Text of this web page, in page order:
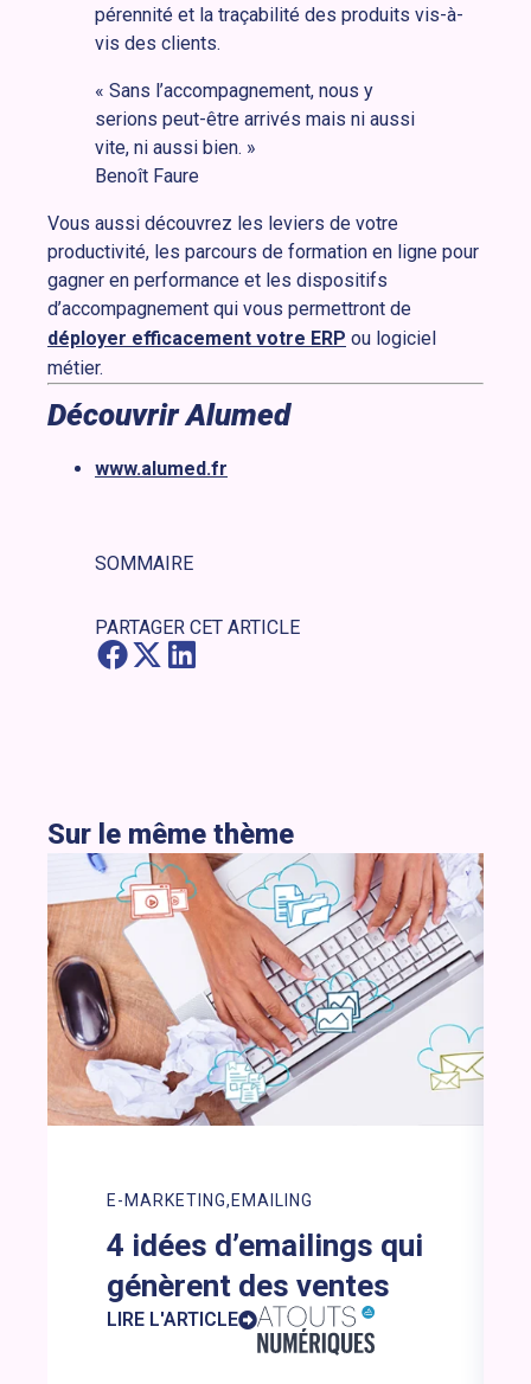
pérennité et la traçabilité des produits vis-à-
vis des clients.
« Sans l’accompagnement, nous y
serions peut-être arrivés mais ni aussi
vite, ni aussi bien. »
Benoît Faure
Vous aussi découvrez les leviers de votre
productivité, les parcours de formation en ligne pour
gagner en performance et les dispositifs
d’accompagnement qui vous permettront de
déployer efficacement votre ERP ou logiciel
métier.
Découvrir Alumed
www.alumed.fr
SOMMAIRE
PARTAGER CET ARTICLE
Sur le même thème
E-MARKETING EMAILING
4 idées d’emailings qui
génèrent des ventes
LIRE L'ARTICLE